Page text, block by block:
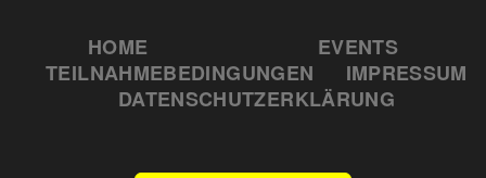
HOME
EVENTS
TEILNAHMEBEDINGUNGEN
IMPRESSUM
DATENSCHUTZERKLÄRUNG